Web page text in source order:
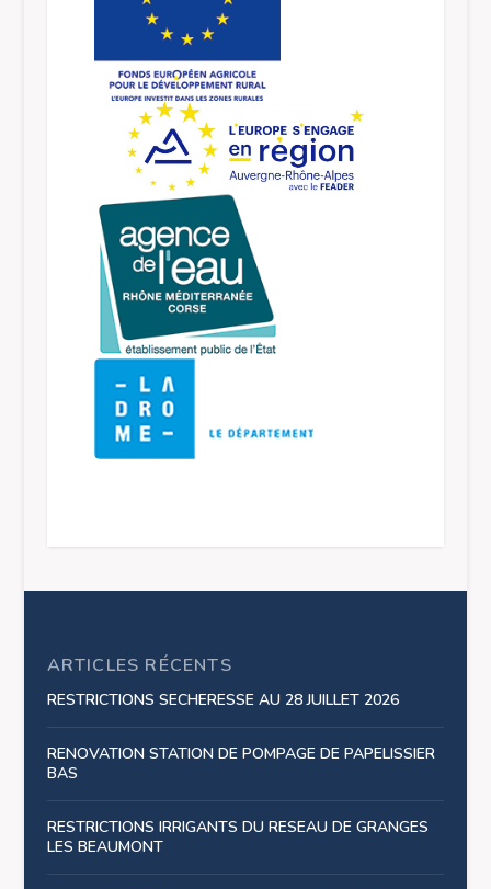
ARTICLES RÉCENTS
RESTRICTIONS SECHERESSE AU 28 JUILLET 2026
RENOVATION STATION DE POMPAGE DE PAPELISSIER
BAS
RESTRICTIONS IRRIGANTS DU RESEAU DE GRANGES
LES BEAUMONT